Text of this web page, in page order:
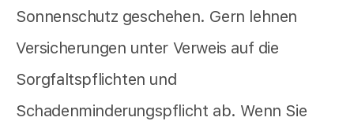
Sonnenschutz geschehen. Gern lehnen
Versicherungen unter Verweis auf die
Sorgfaltspflichten und
Schadenminderungspflicht ab. Wenn Sie